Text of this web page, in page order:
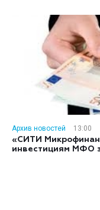
Архив новостей
13:00
«СИТИ
инвестициям МФО